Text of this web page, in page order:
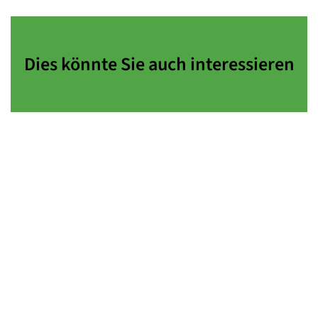
Dies könnte Sie auch interessieren